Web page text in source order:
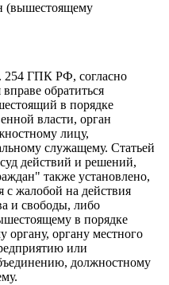
(вышестоящему
254 ГПК РФ, согласно
обратиться
в порядке
власти, орган
лицу,
служащему. Статьей
действий и решений,
также установлено,
с жалобой на действия
и свободы, либо
в порядке
органу, органу местного
или
должностному